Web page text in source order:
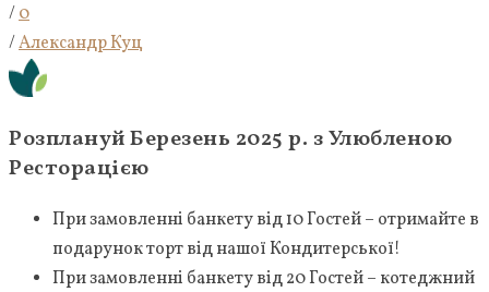
/0
/Александр Куц
Розплануй Березень 2025 р. з Улюбленою
Ресторацією
При замовленні банкету від 10 Гостей – отримайте в
подарунок торт від нашої Кондитерської!
При замовленні банкету від 20 Гостей – котеджний